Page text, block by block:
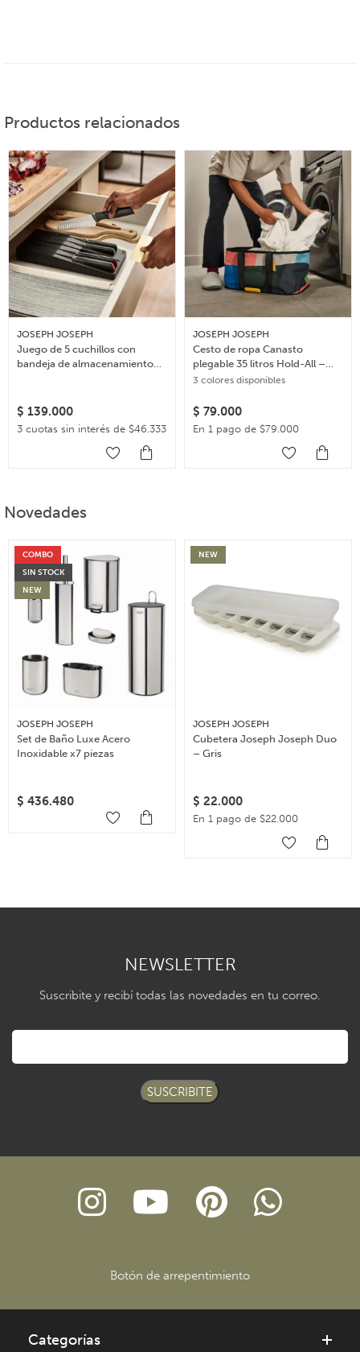
Productos relacionados
JOSEPH JOSEPH
Juego de 5 cuchillos con
bandeja de almacenamiento
$ 139.000
3 cuotas sin interés de $46.333
JOSEPH JOSEPH
Cesto de ropa Canasto
plegable 35 litros Hold-All –
Multicolor
3 colores disponibles
$ 79.000
En 1 pago de $79.000
Novedades
COMBO
SIN STOCK
NEW
JOSEPH JOSEPH
Set de Baño Luxe Acero
Inoxidable x7 piezas
$ 436.480
NEW
JOSEPH JOSEPH
Cubetera Joseph Joseph Duo
– Gris
$ 22.000
En 1 pago de $22.000
NEWSLETTER
Suscribite y recibí todas las novedades en tu correo.
SUSCRIBITE
Botón de arrepentimiento
Categorías